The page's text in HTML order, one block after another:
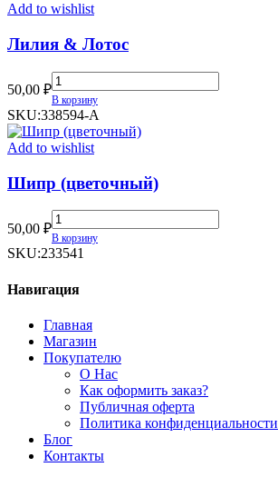
Add to wishlist
Лилия & Лотос
50,00 ₽
Лилия
&
Лотос
quantity
В корзину
SKU:338594-А
Add to wishlist
Шипр (цветочный)
50,00 ₽
Шипр
(цветочный)
quantity
В корзину
SKU:233541
Навигация
Главная
Магазин
Покупателю
О Нас
Как оформить заказ?
Публичная оферта
Политика конфиденциальности
Блог
Контакты